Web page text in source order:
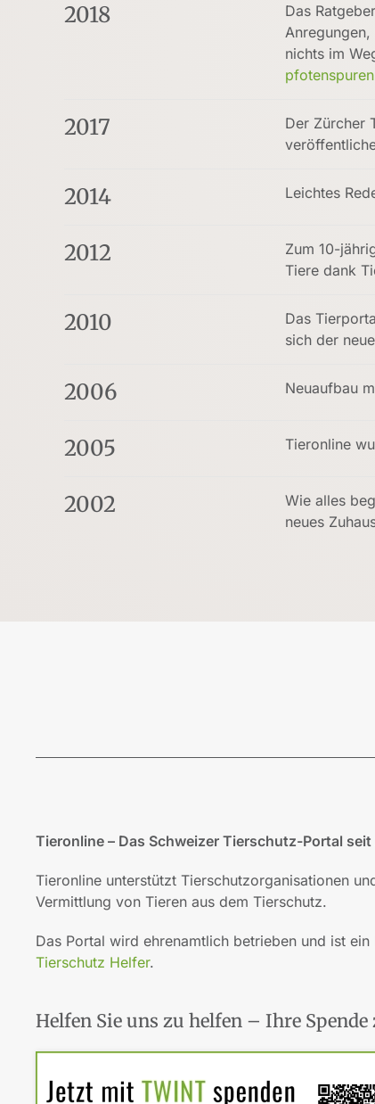
2018 Das
nichts im
2017 Der Zürcher
2014 Leichtes
2012
Zum 10-
Tiere dank
2010
Das
sich der
2006 Neuaufbau
2005 Tieronline
2002
Wie alles
neues
Tieronline – Das Schweizer Tierschutz-Portal
Tieronline unterstützt Tierschutzorganisationen
Vermittlung von Tieren aus dem Tierschutz.
Das Portal wird ehrenamtlich betrieben und ist ein
Tierschutz Helfer.
Helfen Sie uns zu helfen – Ihre Spende